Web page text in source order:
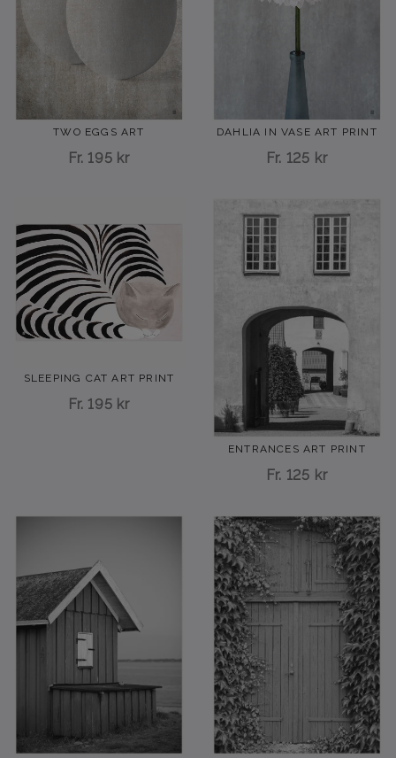
TWO EGGS ART
Fr. 195 kr
DAHLIA IN VASE ART PRINT
Fr. 125 kr
SLEEPING CAT ART PRINT
Fr. 195 kr
ENTRANCES ART PRINT
Fr. 125 kr